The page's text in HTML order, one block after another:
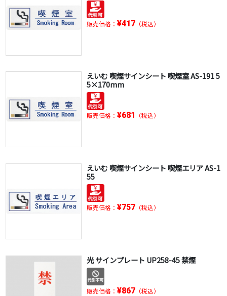
販売価格： ¥417（税込）
えいむ 喫煙サインシート 喫煙室 AS-191 5
5×170mm
販売価格： ¥681 （税込）
えいむ 喫煙サインシート 喫煙エリア AS-1
55
販売価格： ¥757（税込）
光 サインプレート UP258-45 禁煙
販売価格： ¥867（税込）